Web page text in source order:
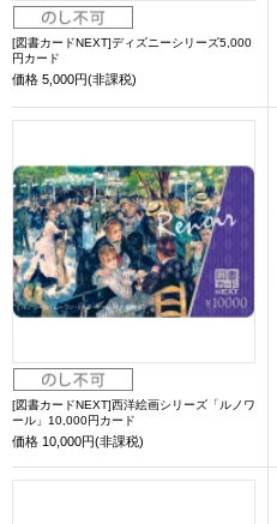
[図書カードNEXT]ディズニーシリーズ5,000
円カード
価格 5,000円(非課税)
[図書カードNEXT]西洋絵画シリーズ「ルノワ
ール」10,000円カード
価格 10,000円(非課税)